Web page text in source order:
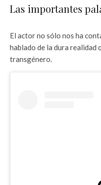
Las importantes
El actor no sólo nos ha
hablado de la dura realidad
transgénero.